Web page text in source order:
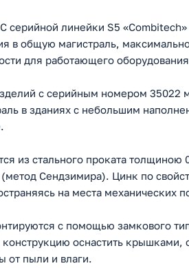
линейки S5
в общую магистраль,
для работающего
с серийным номером 35022
в зданиях с небольшим
из стального проката толщиною
Сендзимира). Цинк по
на места механических
с помощью замкового
оснастить крышками,
от пыли и влаги.